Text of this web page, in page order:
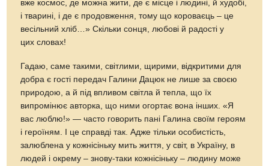
вже космос, де можна жити, де є місце і людині, й худобі,
і тварині, і де є продовження, тому що короваєць – це
весільний хліб…» Скільки сонця, любові й радості у
цих словах!
Гадаю, саме такими, світлими, щирими, відкритими для
добра є гості передач Галини Дацюк не лише за своєю
природою, а й під впливом світла й тепла, що їх
випромінює авторка, що ними огортає вона інших. «Я
вас люблю!» — часто говорить пані Галина своїм героям
і героїням. І це справді так. Адже тільки особистість,
залюблена у кожнісіньку мить життя, у світ, в Україну, в
людей і окрему – знову-таки кожнісіньку – людину може